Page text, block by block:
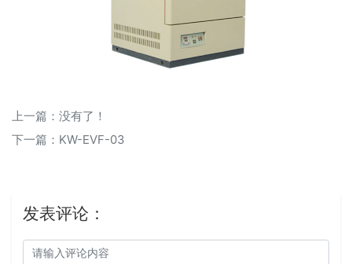
上一篇：没有了！
下一篇： KW-EVF-03
发表评论：